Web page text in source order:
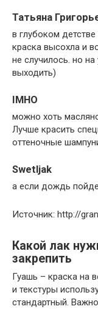
Татьяна
в глубоком
краска высохла и
не случилось. но
выходить)
IMHO
можно хоть
Лучше красить
оттеночные
Swetljak
а если дождь
Источник: http://
Какой лак
закрепить
Гуашь – краска на
и текстуры
стандартный.